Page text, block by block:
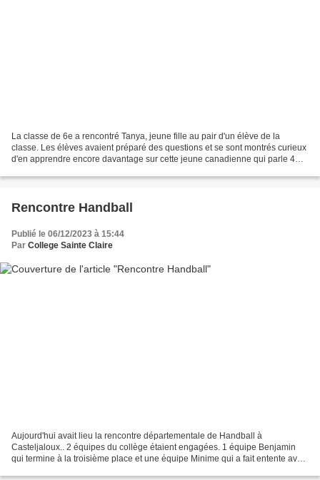
La classe de 6e a rencontré Tanya, jeune fille au pair d'un élève de la
classe. Les élèves avaient préparé des questions et se sont montrés curieux
d'en apprendre encore davantage sur cette jeune canadienne qui parle 4
Rencontre Handball
Publié le 06/12/2023 à 15:44
Par College Sainte Claire
Aujourd'hui avait lieu la rencontre départementale de Handball à
Casteljaloux.. 2 équipes du collège étaient engagées. 1 équipe Benjamin
qui termine à la troisième place et une équipe Minime qui a fait entente avec